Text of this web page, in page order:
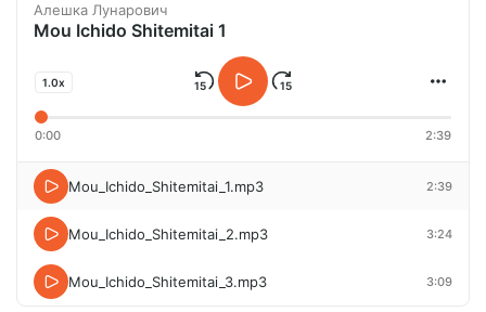
Алешка Лунарович
Mou Ichido Shitemitai 1
1.0x
0:00 2:39
Mou_Ichido_Shitemitai_1.mp3 2:39
Mou_Ichido_Shitemitai_2.mp3 3:24
Mou_Ichido_Shitemitai_3.mp3 3:09